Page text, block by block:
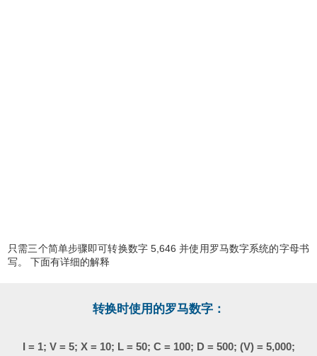
只需三个简单步骤即可转换数字 5,646 并使用罗马数字系统的字母书
写。 下面有详细的解释
转换时使用的罗马数字：
I = 1; V = 5; X = 10; L = 50; C = 100; D = 500; (V) = 5,000;